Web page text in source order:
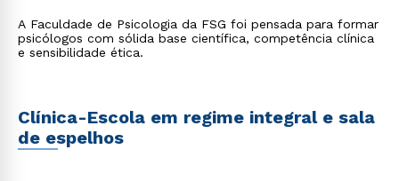
A Faculdade de Psicologia da FSG foi pensada para formar
psicólogos com sólida base científica, competência clínica
e sensibilidade ética.
Clínica-Escola em regime integral e sala
de espelhos